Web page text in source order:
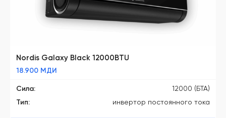
Nordis Galaxy Black 12000BTU
18.900 МДИ
Сила:
12000 (БТА)
Тип: инвертор постоянного тока